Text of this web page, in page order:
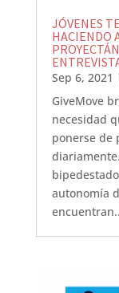
JÓVENES
HACIENDO
Sep 6, 2021
GiveMove
necesidad
ponerse de
autonomía